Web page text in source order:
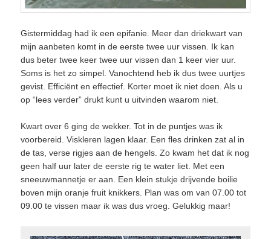
Gistermiddag had ik een epifanie. Meer dan driekwart van
mijn aanbeten komt in de eerste twee uur vissen. Ik kan
dus beter twee keer twee uur vissen dan 1 keer vier uur.
Soms is het zo simpel. Vanochtend heb ik dus twee uurtjes
gevist. Efficiënt en effectief. Korter moet ik niet doen. Als u
op “lees verder” drukt kunt u uitvinden waarom niet.
Kwart over 6 ging de wekker. Tot in de puntjes was ik
voorbereid. Viskleren lagen klaar. Een fles drinken zat al in
de tas, verse rigjes aan de hengels. Zo kwam het dat ik nog
geen half uur later de eerste rig te water liet. Met een
sneeuwmannetje er aan. Een klein stukje drijvende boilie
boven mijn oranje fruit knikkers. Plan was om van 07.00 tot
09.00 te vissen maar ik was dus vroeg. Gelukkig maar!